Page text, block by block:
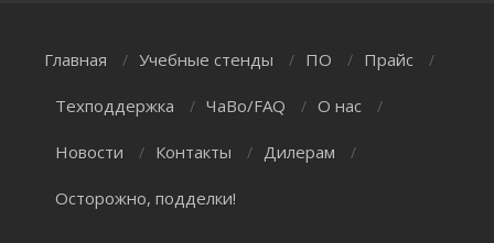
Главная / Учебные стенды / ПО / Прайс /
Техподдержка / ЧаВо/FAQ / О нас /
Новости / Контакты / Дилерам /
Осторожно, подделки!